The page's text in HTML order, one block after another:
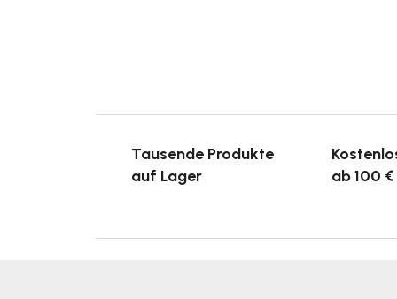
Tausende Produkte
auf Lager
ab 100 €